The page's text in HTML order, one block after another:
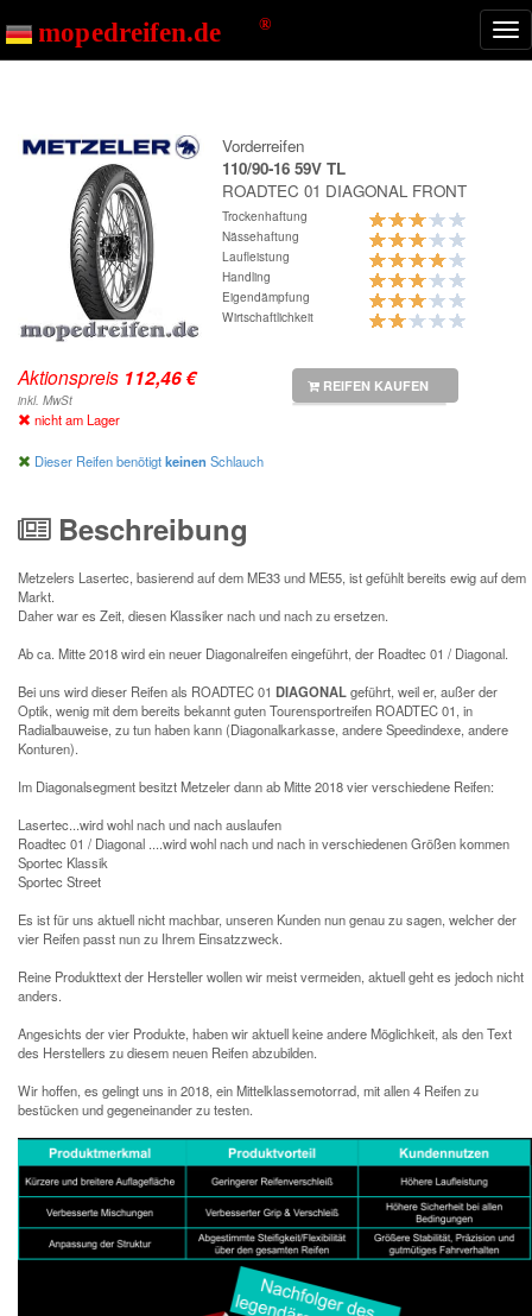
ROADTEC 01 DIAGONAL FRONT
Vorderreifen
110/90-16 59V TL
ROADTEC 01 DIAGONAL FRONT
Trockenhaftung
Nässehaftung
Laufleistung
Handling
Eigendämpfung
Wirtschaftlichkeit
Aktionspreis
inkl. MwSt
nicht am Lager
REIFEN KAUFEN
Dieser Reifen benötigtkeinen Schlauch
Beschreibung
Metzelers Lasertec, basierend auf dem ME33 und ME55, ist gefühlt bereits ewig auf dem
Markt.
Daher war es Zeit, diesen Klassiker nach und nach zu ersetzen.
Ab ca. Mitte 2018 wird ein neuer Diagonalreifen eingeführt, der Roadtec 01 / Diagonal.
Bei uns wird dieser Reifen als ROADTEC 01 DIAGONALgeführt, weil er, außer der
Optik, wenig mit dem bereits bekannt guten Tourensportreifen ROADTEC 01, in
Radialbauweise, zu tun haben kann (Diagonalkarkasse, andere Speedindexe, andere
Konturen).
Im Diagonalsegment besitzt Metzeler dann ab Mitte 2018 vier verschiedene Reifen:
Lasertec...wird wohl nach und nach auslaufen
Roadtec 01 / Diagonal ....wird wohl nach und nach in verschiedenen Größen kommen
Sportec Klassik
Sportec Street
Es ist für uns aktuell nicht machbar, unseren Kunden nun genau zu sagen, welcher der
vier Reifen passt nun zu Ihrem Einsatzzweck.
Reine Produkttext der Hersteller wollen wir meist vermeiden, aktuell geht es jedoch nicht
anders.
Angesichts der vier Produkte, haben wir aktuell keine andere Möglichkeit, als den Text
des Herstellers zu diesem neuen Reifen abzubilden.
Wir hoffen, es gelingt uns in 2018, ein Mittelklassemotorrad, mit allen 4 Reifen zu
bestücken und gegeneinander zu testen.